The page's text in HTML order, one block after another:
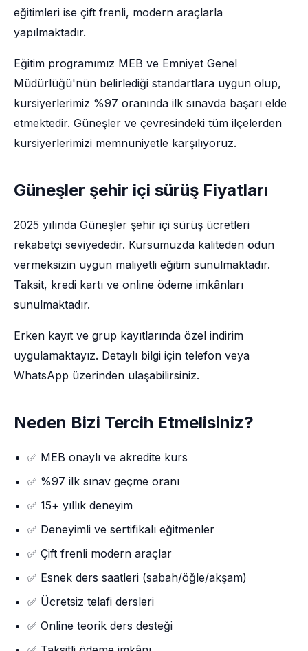
eğitimleri ise çift frenli, modern araçlarla
yapılmaktadır.
Eğitim programımız MEB ve Emniyet Genel
Müdürlüğü'nün belirlediği standartlara uygun olup,
kursiyerlerimiz %97 oranında ilk sınavda başarı elde
etmektedir. Güneşler ve çevresindeki tüm ilçelerden
kursiyerlerimizi memnuniyetle karşılıyoruz.
Güneşler şehir içi sürüş Fiyatları
2025 yılında Güneşler şehir içi sürüş ücretleri
rekabetçi seviyededir. Kursumuzda kaliteden ödün
vermeksizin uygun maliyetli eğitim sunulmaktadır.
Taksit, kredi kartı ve online ödeme imkânları
sunulmaktadır.
Erken kayıt ve grup kayıtlarında özel indirim
uygulamaktayız. Detaylı bilgi için telefon veya
WhatsApp üzerinden ulaşabilirsiniz.
Neden Bizi Tercih Etmelisiniz?
✅ MEB onaylı ve akredite kurs
✅ %97 ilk sınav geçme oranı
✅ 15+ yıllık deneyim
✅ Deneyimli ve sertifikalı eğitmenler
✅ Çift frenli modern araçlar
✅ Esnek ders saatleri (sabah/öğle/akşam)
✅ Ücretsiz telafi dersleri
✅ Online teorik ders desteği